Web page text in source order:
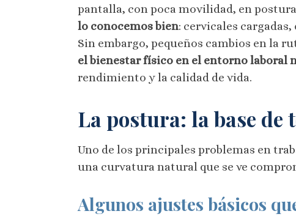
pantalla, con poca movilidad, en
lo conocemos bien: cervicales
Sin embargo, pequeños cambios en la
el bienestar físico en el entorno laboral
rendimiento y la calidad de vida.
La postura: la base de
Uno de los principales problemas en
una curvatura natural que se ve
Algunos ajustes básicos